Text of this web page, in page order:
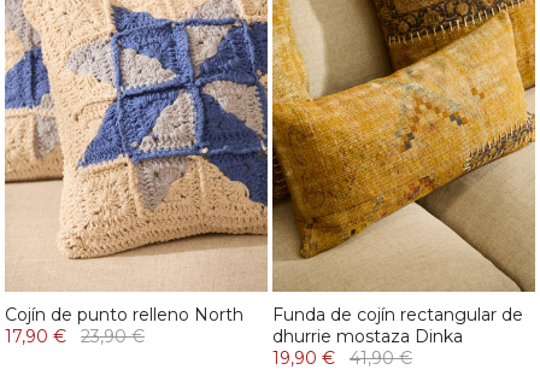
Cojín de punto relleno North
17,90 €
23,90 €
Funda de cojín rectangular de
dhurrie mostaza Dinka
19,90 €
41,90 €